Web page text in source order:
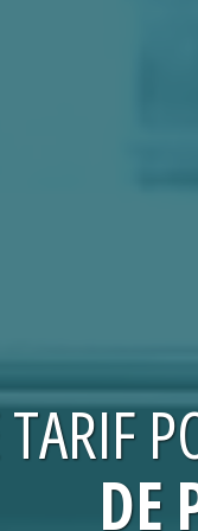
TARIF
DE